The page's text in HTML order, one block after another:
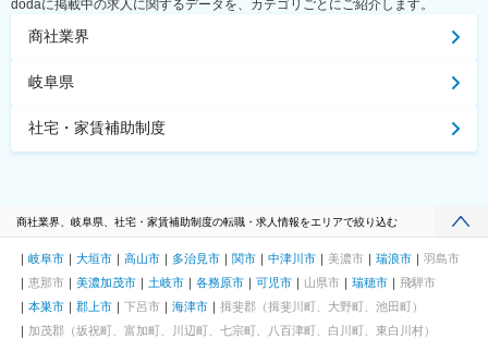
dodaに掲載中の求人に関するデータを、カテゴリごとにご紹介します。
商社業界
岐阜県
社宅・家賃補助制度
商社業界、岐阜県、社宅・家賃補助制度の転職・求人情報をエリアで絞り込む
岐阜市 大垣市 高山市 多治見市 関市 中津川市 美濃市 瑞浪市
羽島市
恵那市
美濃加茂市 土岐市 各務原市 可児市 山県市 瑞穂市
飛騨市
本巣市
郡上市 下呂市 海津市
揖斐郡（揖斐川町、大野町、池田町）
加茂郡（坂祝町、富加町、川辺町、七宗町、八百津町、白川町、東白川村）